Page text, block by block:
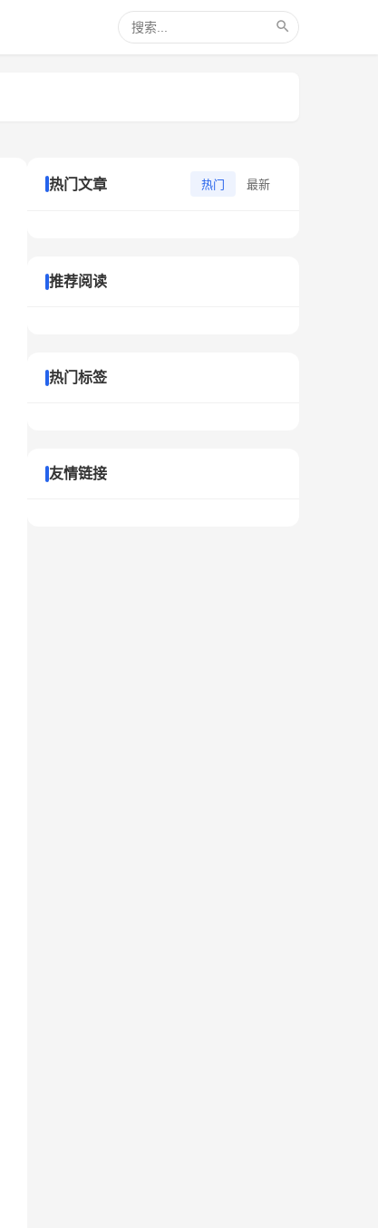
热门文章 热门 最新
推荐阅读
热门标签
友情链接